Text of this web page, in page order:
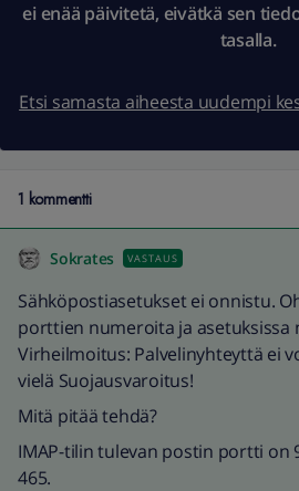
ei enää päivitetä, eivätkä sen
tasalla.
Etsi samasta aiheesta uudempi
1 kommentti
Sokrates VASTAUS
Sähköpostiasetukset ei onnistu.
porttien numeroita ja asetuksissa
Virheilmoitus: Palvelinyhteyttä ei
vielä Suojausvaroitus!
Mitä pitää tehdä?
IMAP-tilin tulevan postin portti on
465.